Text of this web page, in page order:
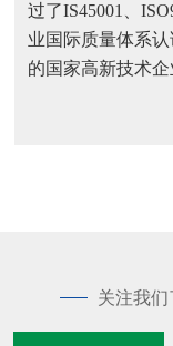
过了IS45001、
业国际质量体系
的国家高新技术
关注我